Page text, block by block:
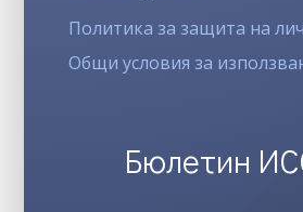
Политика за защита на
Общи условия за
Бюлетин